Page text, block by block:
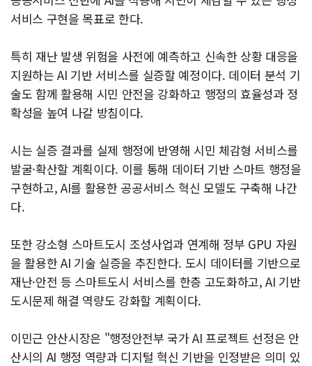
서비스 구현을 목표로 한다.
특히 재난 발생 위험을 사전에 예측하고 신속한 상황 대응을
지원하는 AI 기반 서비스를 실증할 예정이다. 데이터 분석 기
술도 함께 활용해 시민 안전을 강화하고 행정의 효율성과 정
확성을 높여 나갈 방침이다.
시는 실증 결과를 실제 행정에 반영해 시민 체감형 서비스를
발굴·확산할 계획이다. 이를 통해 데이터 기반 스마트 행정을
구현하고, AI를 활용한 공공서비스 혁신 모델도 구축해 나간
다.
또한 강소형 스마트도시 조성사업과 연계해 정부 GPU 자원
을 활용한 AI 기술 실증을 추진한다. 도시 데이터를 기반으로
재난·안전 등 스마트도시 서비스를 한층 고도화하고, AI 기반
도시문제 해결 역량도 강화할 계획이다.
이민근 안산시장은 "행정안전부 국가 AI 프로젝트 선정은 안
산시의 AI 행정 역량과 디지털 혁신 기반을 인정받은 의미 있